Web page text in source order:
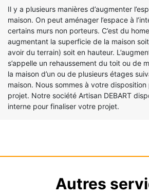
Il y a plusieurs manières d’augmenter
maison. On peut aménager l’espace à
certains murs non porteurs. C’est du
augmentant la superficie de la maison
avoir du terrain) soit en hauteur.
s’appelle un rehaussement du toit ou de
la maison d’un ou de plusieurs étages
maison. Nous sommes à votre
projet. Notre société Artisan DEBART
interne pour finaliser votre projet.
Autres